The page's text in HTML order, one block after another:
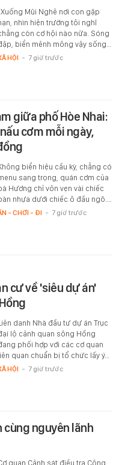
Mũi Nghê nơi con gặp
nhìn hiện trường tôi nghĩ
còn cơ hội nào nữa. Sóng
biển mênh mông vậy sống…
HỘI - 7 giờ trước
giữa phố Hòe Nhai:
cơm mỗi ngày,
biển hiệu cầu kỳ, chẳng có
sang trọng, quán cơm của
Hương chỉ vỏn vẹn vài chiếc
nhựa dưới chiếc ô đầu ngõ.…
- CHƠI - ĐI - 7 giờ trước
cư về 'siêu dự án'
danh Nhà đầu tư dự án Trục
lộ cảnh quan sông Hồng
phối hợp với các cơ quan
quan chuẩn bị tổ chức lấy ý…
HỘI - 7 giờ trước
cùng nguyên lãnh
quan Cảnh sát điều tra Công